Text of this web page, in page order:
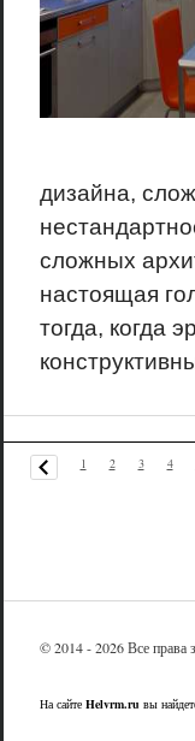
дизайна,
сложных
настоящая
тогда, когда
1 2 3 4
© 2014 - 2026 Все права
На сайте Helvrm.ru вы